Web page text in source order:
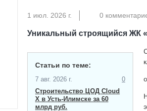
1 июл. 2026 г. 0
Уникальный строящийся ЖК
Статьи по теме:
7 авг. 2026 г.
0
Строительство ЦОД Cloud
X в Усть-Илимске за 60
млрд руб.